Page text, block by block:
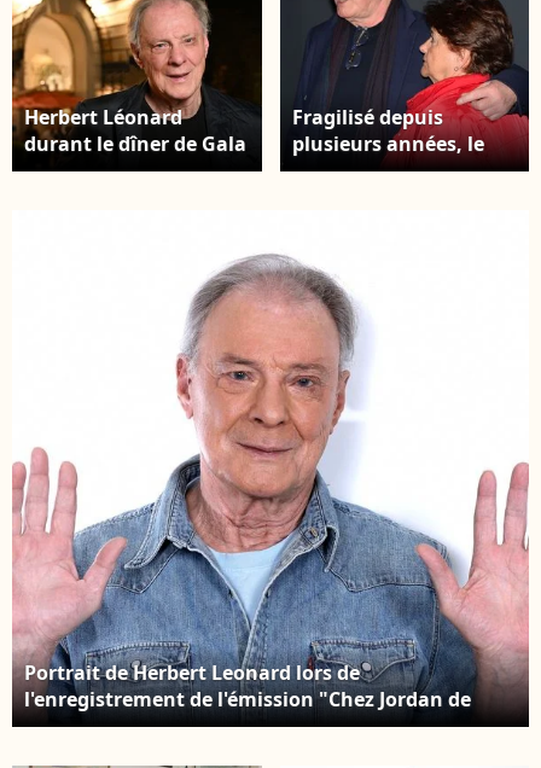
Herbert Léonard
durant le dîner de Gala
caritatif de
Bebert / Bestimage
Fragilisé depuis
plusieurs années, le
chanteur avait appris
peu avant son
hospitalisation.
Herbert Léonard et sa
femme Cléo (Chantal
Rousselot) - Avant-
première du film "Les
dents, pipi et au lit" au
cinéma UGC Ciné Cité
Les Halles à Paris,
France, le 27 mars
2018. ©
Veeren/Bestimage
Portrait de Herbert Leonard lors de
l'enregistrement de l'émission "Chez Jordan de
Luxe" à Paris. Le 8 octobre 2024 © Cédric Perrin /